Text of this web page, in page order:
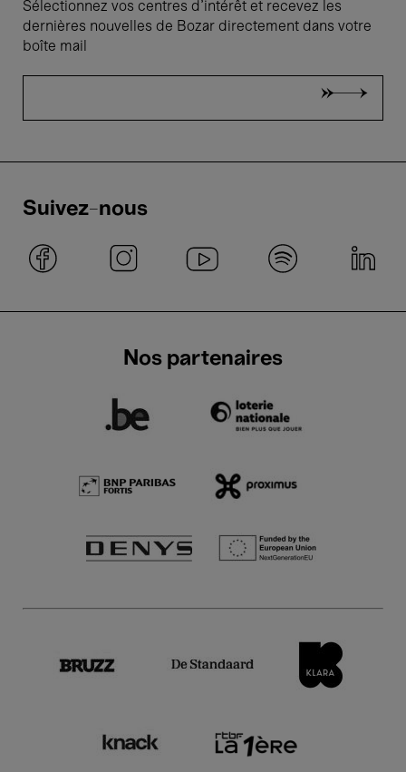
Sélectionnez vos centres d'intérêt et recevez les
dernières nouvelles de Bozar directement dans votre
boîte mail
Suivez-nous
Nos partenaires